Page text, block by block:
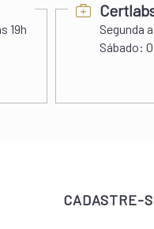
19h Segunda
Sábado:
CADASTRE-